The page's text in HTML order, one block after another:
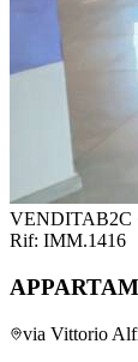
VENDITAB2C
Rif: IMM.1416
via Vittorio